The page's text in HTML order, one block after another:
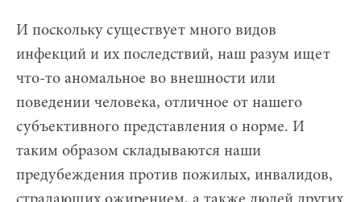
И поскольку существует много видов
инфекций и их последствий, наш разум ищет
что-то аномальное во внешности или
поведении человека, отличное от нашего
субъективного представления о норме. И
таким образом складываются наши
предубеждения против пожилых, инвалидов,